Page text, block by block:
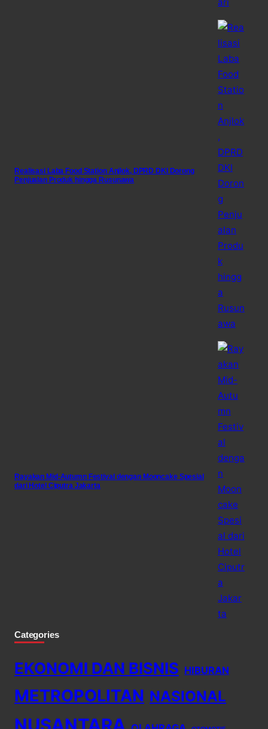
Realisasi Laba Food Station Anjlok, DPRD DKI Dorong
Penjualan Produk hingga Rusunawa
Rayakan Mid-Autumn Festival dengan Mooncake Spesial
dari Hotel Ciputra Jakarta
Categories
EKONOMI DAN BISNIS HIBURAN
METROPOLITAN NASIONAL